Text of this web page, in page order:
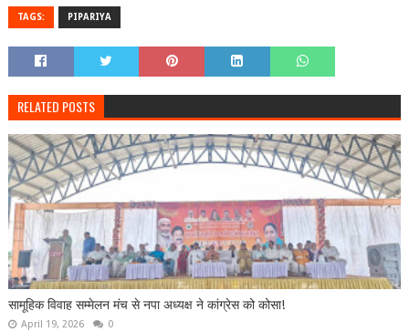
TAGS: PIPARIYA
RELATED POSTS
सामूहिक विवाह सम्मेलन मंच से नपा अध्यक्ष ने कांग्रेस को कोसा!
April 19, 2026 0